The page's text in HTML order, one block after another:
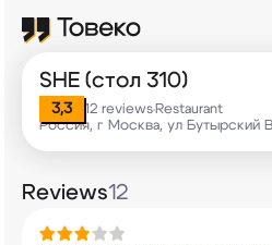
SHE (стол 310)
3,3 12 reviews•Restaurant
Россия, г Москва, ул Бутырский
Reviews12